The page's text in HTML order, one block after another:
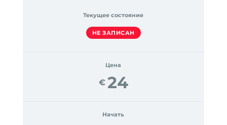
Текущее состояние
НЕ ЗАПИСАН
Цена
€ 24
Начать